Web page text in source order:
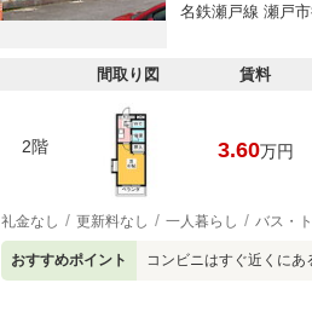
名鉄瀬戸線 瀬戸
間取り図 賃料
2階 3.60万円
礼金なし 更新料なし 一人暮らし バス・
おすすめポイント コンビニはすぐ近くに